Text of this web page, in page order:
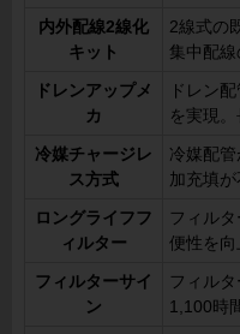
内外配線2線化
キット
2線式の
集中配線
ドレンアップメ
カ
ドレン
を実現。
冷媒チャージレ
ス方式
冷媒配
加充填が
ロングライフフ
ィルター
フィル
便性を向
フィルターサイ
ン
フィル
1,100時